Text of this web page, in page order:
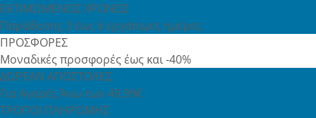
ΕΚΤΙΜΩΜΕΝΟΣ ΧΡΟΝΟΣ
Παράδοσης 3 έως 6 εργάσιμες ημέρες
ΠΡΟΣΦΟΡΕΣ
Μοναδικές προσφορές έως και -40%
ΔΩΡΕΑΝ ΑΠΟΣΤΟΛΕΣ
Για Αγορές Άνω των 49,99€
ΤΡΟΠΟΙ ΠΛΗΡΩΜΗΣ